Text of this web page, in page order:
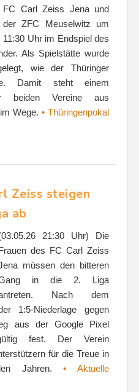
FC Carl Zeiss Jena und
der ZFC Meuselwitz um
11:30 Uhr im Endspiel des
Als Spielstätte wurde
wie der Thüringer
Damit steht einem
beiden Vereine aus
Wege. • Thüringenpokal
Zeiss steigen
ab
21:30 Uhr) Die
des FC Carl Zeiss
müssen den bitteren
in die 2. Liga
Nach dem
1:5-Niederlage gegen
aus der Google Pixel
fest. Der Verein
für die Treue in
Jahren.• Aktuelle